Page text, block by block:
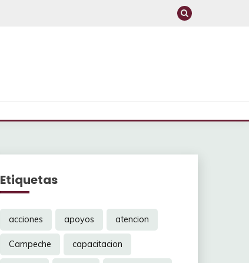
Etiquetas
acciones apoyos atencion
Campeche capacitacion